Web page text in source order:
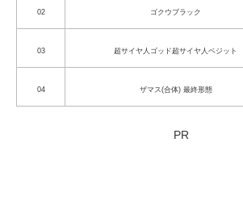
02 ゴクウブラック
03 超サイヤ人ゴッド超サイヤ人ベジット
04 ザマス(合体) 最終形態
PR